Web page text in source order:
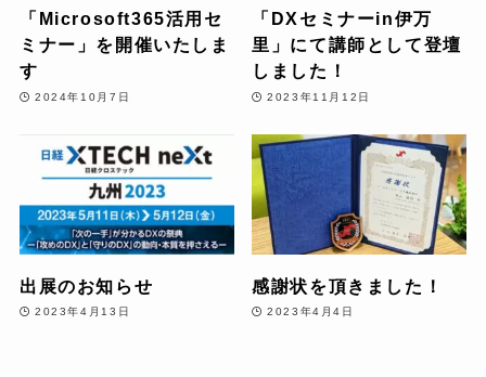
「Microsoft365活用セ
ミナー」を開催いたしま
す
2024年10月7日
「DXセミナーin伊万
里」にて講師として登壇
しました！
2023年11月12日
出展のお知らせ
2023年4月13日
感謝状を頂きました！
2023年4月4日